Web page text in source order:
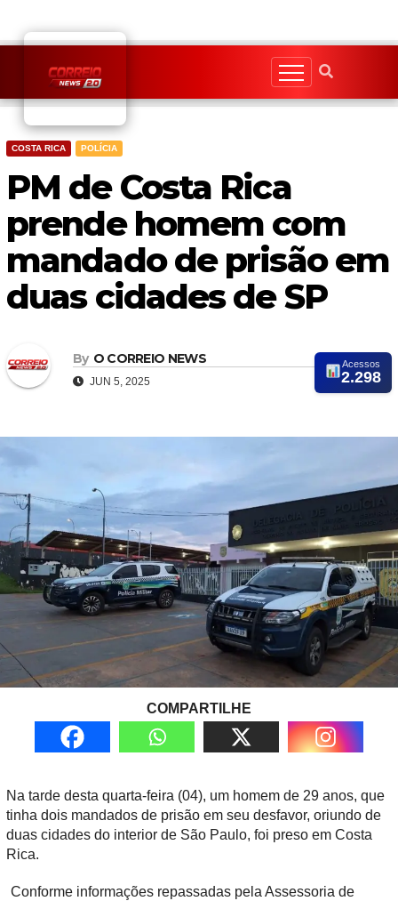
content
COSTA RICA POLÍCIA
PM de Costa Rica
prende homem com
mandado de prisão em
duas cidades de SP
By O CORREIO NEWS
JUN 5, 2025
Acessos
2.298
COMPARTILHE
Na tarde desta quarta-feira (04), um homem de 29 anos, que
tinha dois mandados de prisão em seu desfavor, oriundo de
duas cidades do interior de São Paulo, foi preso em Costa
Rica.
Conforme informações repassadas pela Assessoria de